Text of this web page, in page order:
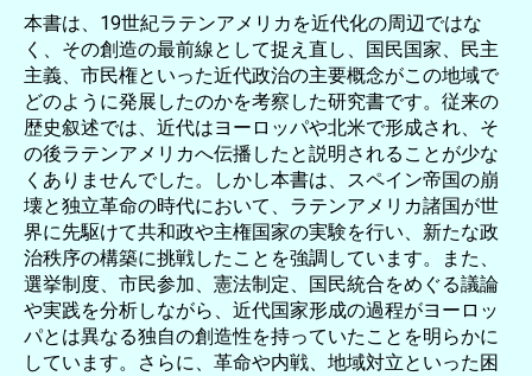
本書は、19世紀ラテンアメリカを近代化の周辺ではな
く、その創造の最前線として捉え直し、国民国家、民主
主義、市民権といった近代政治の主要概念がこの地域で
どのように発展したのかを考察した研究書です。従来の
歴史叙述では、近代はヨーロッパや北米で形成され、そ
の後ラテンアメリカへ伝播したと説明されることが少な
くありませんでした。しかし本書は、スペイン帝国の崩
壊と独立革命の時代において、ラテンアメリカ諸国が世
界に先駆けて共和政や主権国家の実験を行い、新たな政
治秩序の構築に挑戦したことを強調しています。また、
選挙制度、市民参加、憲法制定、国民統合をめぐる議論
や実践を分析しながら、近代国家形成の過程がヨーロッ
パとは異なる独自の創造性を持っていたことを明らかに
しています。さらに、革命や内戦、地域対立といった困